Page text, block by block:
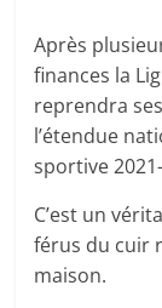
Après
finances la
reprendra
l’étendue
sportive
C’est un
férus du cuir
maison.